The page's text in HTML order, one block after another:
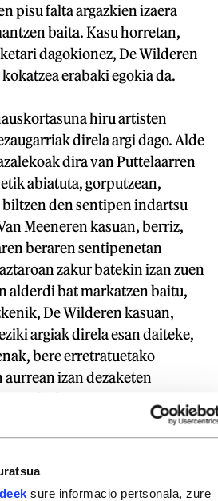
sure informacio pertsonala, zure
pisu falta argazkien izaera
baita. Kasu horretan,
dagokionez, De Wilderen
erabaki egokia da.
hiru artisten
direla argi dago. Alde
dira van Puttelaarren
abiatuta, gorputzean,
biltzen den sentipen indartsu
Meeneren kasuan, berriz,
beraren sentipenetan
zakur batekin izan zuen
alderdi bat markatzen baitu,
De Wilderen kasuan,
argiak direla esan daiteke,
bere erretratuetako
izan dezaketen
Guztiak dira proposamen